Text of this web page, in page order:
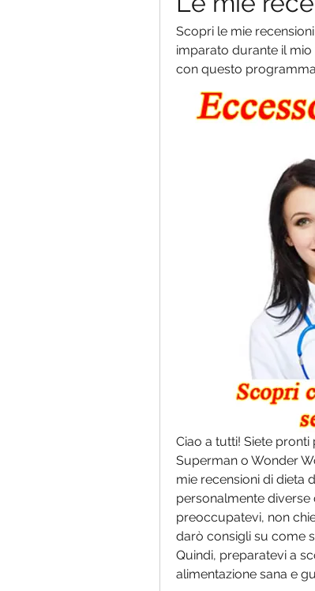
Scopri le mie
imparato durante il
con questo
Ciao a tutti! Siete
Superman o Wonder
mie recensioni di dieta
personalmente diverse
preoccupatevi, non
darò consigli su come
Quindi, preparatevi a
alimentazione sana e